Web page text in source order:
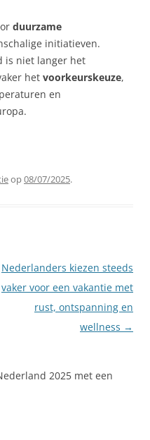
duurzame
initiatieven.
is niet langer het
het voorkeurskeuze,
en
op08/07/2025.
Nederlanders kiezen steeds
vaker voor een vakantie met
rust, ontspanning en
wellness →
2025 met een